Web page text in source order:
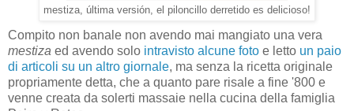
mestiza, última versión, el piloncillo derretido es delicioso!
Compito non banale non avendo mai mangiato una vera
mestiza ed avendo solo intravisto alcune foto e letto un paio
di articoli su un altro giornale, ma senza la ricetta originale
propriamente detta, che a quanto pare risale a fine '800 e
venne creata da solerti massaie nella cucina della famiglia